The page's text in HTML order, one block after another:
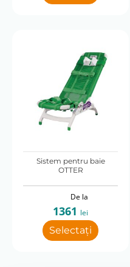
*Greutatea scaunului
*Adâncimea scaunului
*Înălțimea spătarului
42.5-50
Sistem pentru baie
OTTER
De la
1361 lei
Selectați